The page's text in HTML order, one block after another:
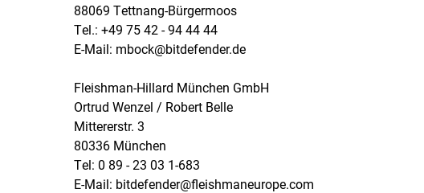
88069 Tettnang-Bürgermoos
Tel.: +49 75 42 - 94 44 44
E-Mail: mbock@bitdefender.de
Fleishman-Hillard München GmbH
Ortrud Wenzel / Robert Belle
Mittererstr. 3
80336 München
Tel: 0 89 - 23 03 1-683
E-Mail: bitdefender@fleishmaneurope.com